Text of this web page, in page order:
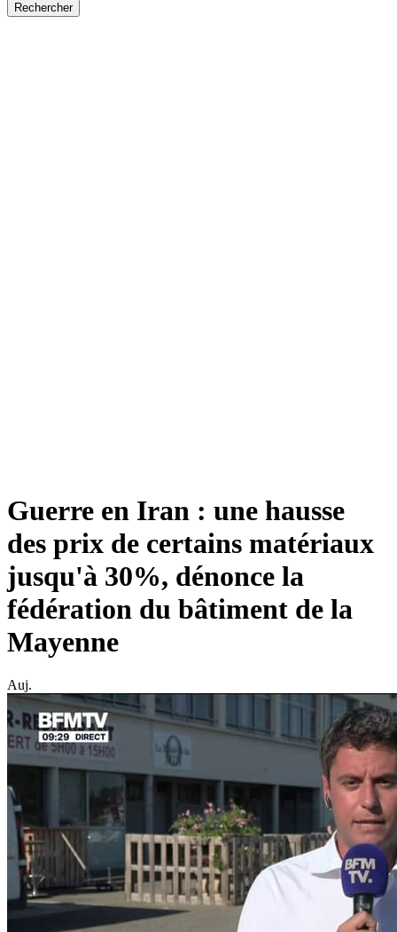
Rechercher
Guerre en Iran : une hausse
des prix de certains matériaux
jusqu'à 30%, dénonce la
fédération du bâtiment de la
Mayenne
Auj.